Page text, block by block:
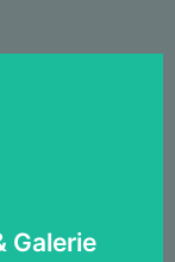
Galerie